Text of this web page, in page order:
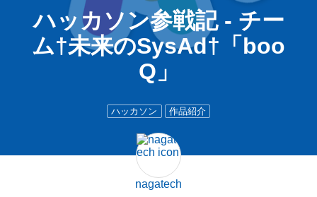
ハッカソン参戦記 - チー
ム†未来のSysAd†「boo
Q」
ハッカソン 作品紹介
nagatech